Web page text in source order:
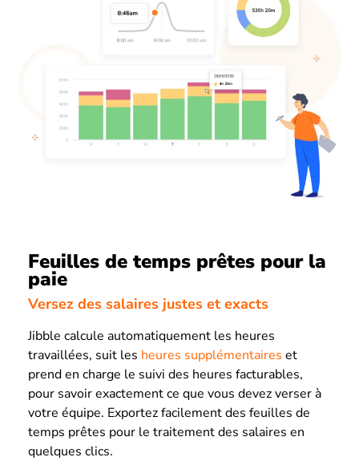
Feuilles de temps prêtes pour la
paie
Versez des salaires justes et exacts
Jibble calcule automatiquement les heures
travaillées, suit les heures supplémentaires et
prend en charge le suivi des heures facturables,
pour savoir exactement ce que vous devez verser à
votre équipe. Exportez facilement des feuilles de
temps prêtes pour le traitement des salaires en
quelques clics.